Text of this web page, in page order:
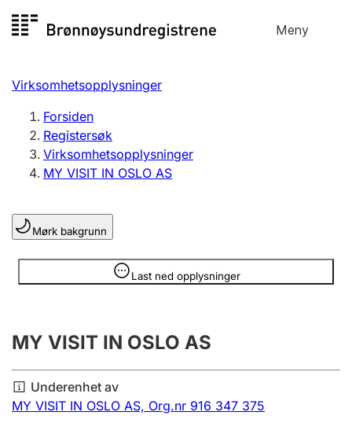
til
Meny
Registersøk
Aksjeselskap
Enkeltpersonforetak
Registrere, endre, slette
Lag og forening
Registrere, endre, slette
Årsregnskap
Innsending og forsinkelsesgebyr
Virksomhetsopplysninger
Forsiden
Registersøk
Virksomhetsopplysninger
MY VISIT IN OSLO AS
Mørk bakgrunn
Last ned opplysninger
Opplysninger er skjult
MY VISIT IN OSLO AS
Underenhet av
MY VISIT IN OSLO AS, Org.nr 916 347 375